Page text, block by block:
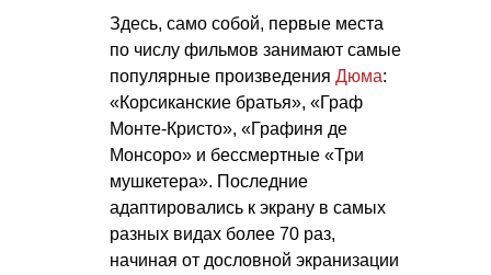
Здесь, само собой, первые места
по числу фильмов занимают самые
популярные произведения Дюма:
«Корсиканские братья», «Граф
Монте-Кристо», «Графиня де
Монсоро» и бессмертные «Три
мушкетера». Последние
адаптировались к экрану в самых
разных видах более 70 раз,
начиная от дословной экранизации